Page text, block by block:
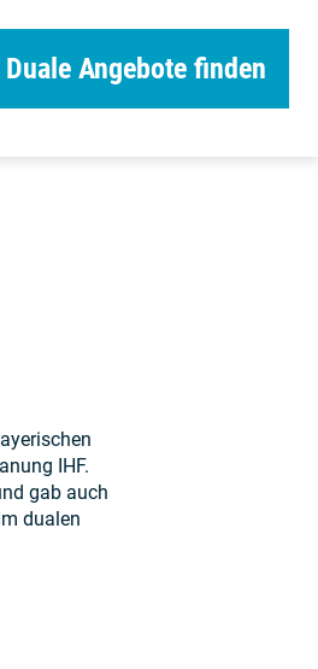
Duale Angebote finden
IHF.
gab auch
dualen